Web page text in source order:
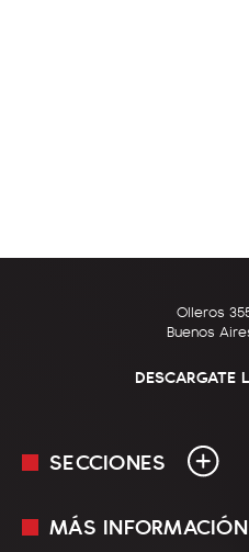
Olleros
Buenos
DESCARGATE
SECCIONES
En Vivo
MÁS INFORMACIÓN